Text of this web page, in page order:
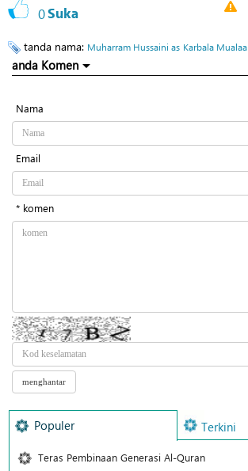
0Suka
tanda nama: Muharram Hussaini as Karbala Mualaa
anda Komen
Nama
Email
* komen
Populer Terkini
Teras Pembinaan Generasi Al-Quran